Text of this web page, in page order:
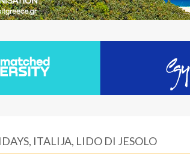
ITALIJA, LIDO DI JESOLO